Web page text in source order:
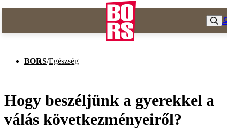
BORS/Egészség
Hogy beszéljünk a gyerekkel a
válás következményeiről?